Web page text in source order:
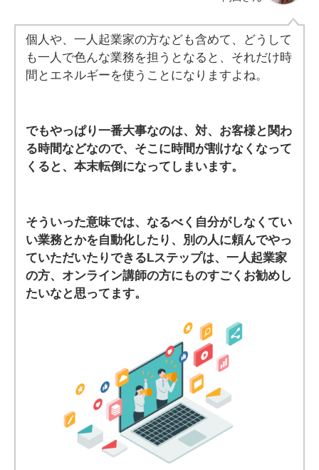
個人や、一人起業家の方なども含めて、どうして
も一人で色んな業務を担うとなると、それだけ時
間とエネルギーを使うことになりますよね。
でもやっぱり一番大事なのは、対、お客様と関わ
る時間などなので、そこに時間が割けなくなって
くると、本末転倒になってしまいます。
そういった意味では、なるべく自分がしなくてい
い業務とかを自動化したり、別の人に頼んでやっ
ていただいたりできるLステップは、一人起業家
の方、オンライン講師の方にものすごくお勧めし
たいなと思ってます。